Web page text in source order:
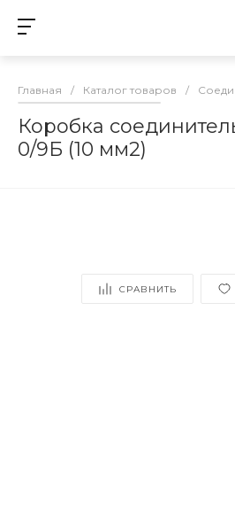
Главная / Каталог товаров /
Коробка
0/9Б (10 мм2)
СРАВНИТЬ